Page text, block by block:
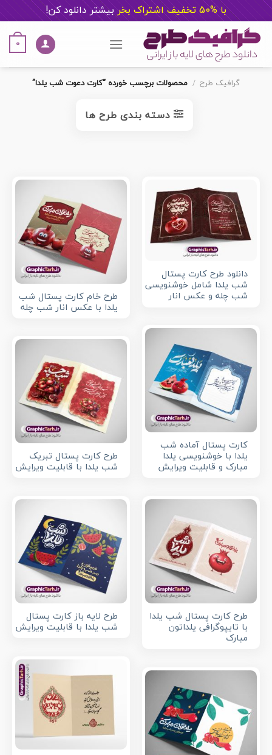
با %50 تخفیف اشتراک بخر بیشتر دانلود کن!
content
0
گرافیک طرح / محصولات برچسب خورده “کارت دعوت شب یلدا”
دسته بندی طرح ها
دانلود طرح کارت پستال
شب یلدا شامل خوشنویسی
شب چله و عکس انار
طرح خام کارت پستال شب
یلدا با عکس انار شب چله
کارت پستال آماده شب
یلدا با خوشنویسی یلدا
مبارک و قابلیت ویرایش
طرح کارت پستال تبریک
شب یلدا با قابلیت ویرایش
طرح کارت پستال شب یلدا
با تایپوگرافی یلداتون
مبارک
طرح لایه باز کارت پستال
شب یلدا با قابلیت ویرایش